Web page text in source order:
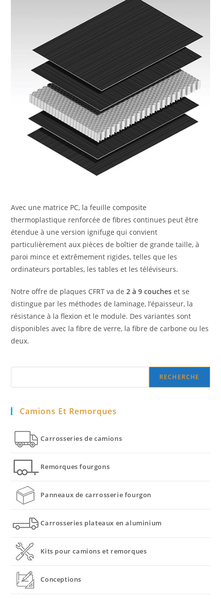
Avec une matrice PC, la feuille composite
thermoplastique renforcée de fibres continues peut être
étendue à une version ignifuge qui convient
particulièrement aux pièces de boîtier de grande taille, à
paroi mince et extrêmement rigides, telles que les
ordinateurs portables, les tables et les téléviseurs.
Notre offre de plaques CFRT va de2 à 9 couches et se
distingue par les méthodes de laminage, l’épaisseur, la
résistance à la flexion et le module. Des variantes sont
disponibles avec la fibre de verre, la fibre de carbone ou les
deux.
RECHERCHE
Camions Et Remorques
Carrosseries de camions
Remorques fourgons
Panneaux de carrosserie fourgon
Carrosseries plateaux en aluminium
Kits pour camions et remorques
Conceptions